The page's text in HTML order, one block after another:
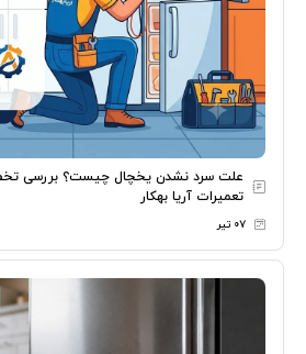
علت سرد نشدن یخچال چیست؟ بررسی
تعمیرات آریا بهکار
۰۷ تیر